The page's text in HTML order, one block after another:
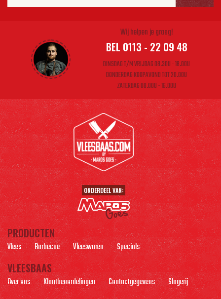
Wij helpen je graag!
BEL 0113 - 22 09 48
DINSDAG T/M VRIJDAG 08.30U - 18.00U
DONDERDAG KOOPAVOND TOT 20.00U
ZATERDAG 08.00U - 16.00U
ONDERDEEL VAN:
PRODUCTEN
Vlees Barbecue Vleeswaren Specials
VLEESBAAS
Over ons Klantbeoordelingen Contactgegevens Slagerij